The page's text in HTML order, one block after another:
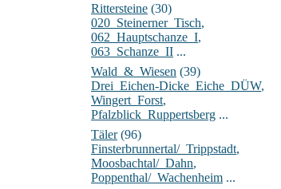
Rittersteine (30)
020_Steinerner_Tisch,
062_Hauptschanze_I,
063_Schanze_II ...
Wald_&_Wiesen (39)
Drei_Eichen-Dicke_Eiche_DÜW,
Wingert_Forst,
Pfalzblick_Ruppertsberg ...
Täler(96)
Finsterbrunnertal/_Trippstadt,
Moosbachtal/_Dahn,
Poppenthal/_Wachenheim ...